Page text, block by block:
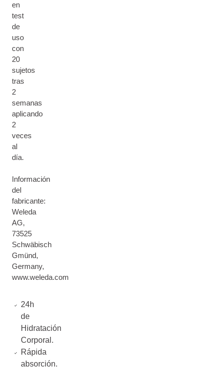
en
test
de
uso
con
20
sujetos
tras
2
semanas
aplicando
2
veces
al
día.
Información
del
fabricante:
Weleda
AG,
73525
Schwäbisch
Gmünd,
Germany,
www.weleda.com
24h
de
Hidratación
Corporal.
Rápida
absorción.